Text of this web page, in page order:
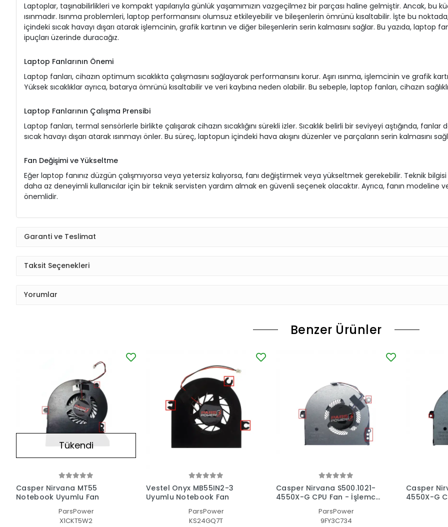
Laptoplar, taşınabilirlikleri ve kompakt yapılarıyla günlük yaşamımızın vazgeçilmez bir parçası haline gelmiştir. Ancak, bu
ısınmadır. Isınma problemleri, laptop performansını olumsuz etkileyebilir ve bileşenlerin ömrünü kısaltabilir. İşte bu
içindeki sıcak havayı dışarı atarak işlemcinin, grafik kartının ve diğer bileşenlerin serin kalmasını sağlar. Bu yazıda, laptop
ipuçları üzerinde duracağız.
Laptop Fanlarının Önemi
Laptop fanları, cihazın optimum sıcaklıkta çalışmasını sağlayarak performansını korur. Aşırı ısınma, işlemcinin ve grafik
Yüksek sıcaklıklar ayrıca, batarya ömrünü kısaltabilir ve veri kaybına neden olabilir. Bu sebeple, laptop fanları, cihazın
Laptop Fanlarının Çalışma Prensibi
Laptop fanları, termal sensörlerle birlikte çalışarak cihazın sıcaklığını sürekli izler. Sıcaklık belirli bir seviyeyi aştığında,
sıcak havayı dışarı atarak ısınmayı önler. Bu süreç, laptopun içindeki hava akışını düzenler ve parçaların serin kalmasını
Fan Değişimi ve Yükseltme
Eğer laptop fanınız düzgün çalışmıyorsa veya yetersiz kalıyorsa, fanı değiştirmek veya yükseltmek gerekebilir. Teknik
daha az deneyimli kullanıcılar için bir teknik servisten yardım almak en güvenli seçenek olacaktır. Ayrıca, fanın
önemlidir.
Garanti ve Teslimat
Taksit Seçenekleri
Yorumlar
Benzer Ürünler
Tükendi
Casper Nirvana MT55
Notebook Uyumlu Fan
ParsPower
X1CKT5W2
Vestel Onyx MB55IN2-3
Uyumlu Notebook Fan
ParsPower
KS24GQ7T
Casper Nirvana S500.1021-
4550X-G CPU Fan - İşlemci
ParsPower
9FY3C734
Casper
4550X-G